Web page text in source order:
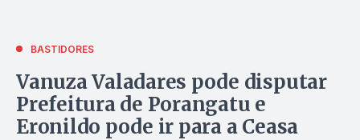
BASTIDORES
Vanuza Valadares pode disputar
Prefeitura de Porangatu e
Eronildo pode ir para a Ceasa